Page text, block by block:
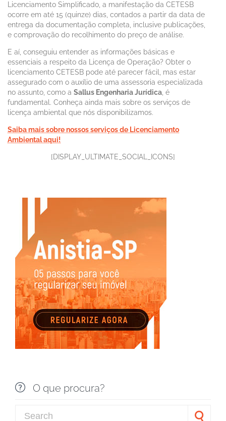
Licenciamento Simplificado, a manifestação da CETESB
ocorre em até 15 (quinze) dias, contados a partir da data de
entrega da documentação completa, inclusive publicações,
e comprovação do recolhimento do preço de análise.
E aí, conseguiu entender as informações básicas e
essenciais a respeito da Licença de Operação? Obter o
licenciamento CETESB pode até parecer fácil, mas estar
assegurado com o auxílio de uma assessoria especializada
no assunto, como a Sallus Engenharia Jurídica , é
fundamental. Conheça ainda mais sobre os serviços de
licença ambiental que nós disponibilizamos.
Saiba mais sobre nossos serviços de Licenciamento
Ambiental aqui!
[DISPLAY_ULTIMATE_SOCIAL_ICONS]
 O que procura?